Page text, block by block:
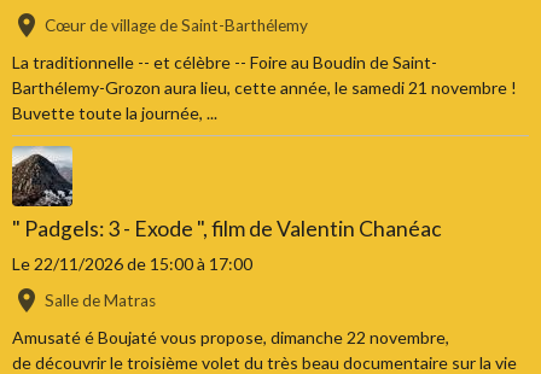
Cœur de village de Saint-Barthélemy
La traditionnelle -- et célèbre -- Foire au Boudin de Saint-
Barthélemy-Grozon aura lieu, cette année, le samedi 21 novembre !
Buvette toute la journée, ...
" Padgels: 3 - Exode ", film de Valentin Chanéac
Le 22/11/2026de 15:00à 17:00
Salle de Matras
Amusaté é Boujaté vous propose, dimanche 22 novembre,
de découvrir le troisième volet du très beau documentaire sur la vie